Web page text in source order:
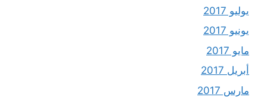
يوليو 2017
يونيو 2017
مايو 2017
أبريل 2017
مارس 2017